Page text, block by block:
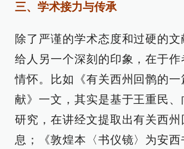
三、学术接力与传承
除了严谨的学术态度和过硬的
给人另一个深刻的印象，在于
情怀。比如《有关西州回鹘的
献》一文，其实是基于王重民
研究，在讲经文提取出有关西
息；《敦煌本〈书仪镜〉为安